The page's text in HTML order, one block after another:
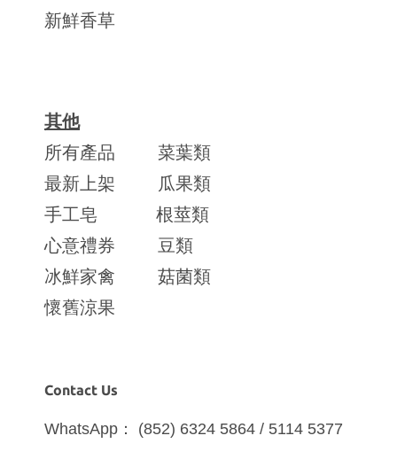
新鮮香草
其他
所有產品
菜葉類
最新上架
瓜果類
手工皂
根莖類
心意禮券
豆類
冰鮮家禽
菇菌類
懷舊涼果
Contact Us
WhatsApp： (852) 6324 5864 / 5114 5377